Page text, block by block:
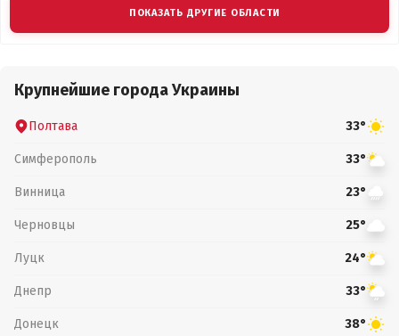
ПОКАЗАТЬ ДРУГИЕ ОБЛАСТИ
Крупнейшие города Украины
Полтава 33°
Симферополь 33°
Винница 23°
Черновцы 25°
Луцк 24°
Днепр 33°
Донецк 38°